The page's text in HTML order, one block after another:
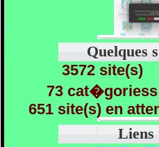
Quelques
3572 site(s)
73 cat�goriess
651 site(s) en
Liens